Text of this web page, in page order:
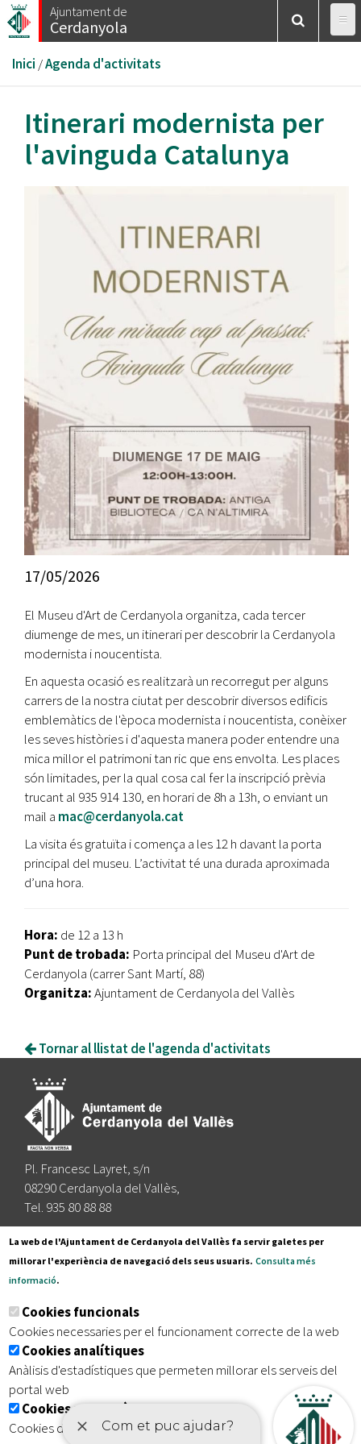
Vés
al
Ajuntament de
Cerdanyola
Esteu
aquí
Inici /Agenda d'activitats
Itinerari modernista per
l'avinguda Catalunya
17/05/2026
El Museu d'Art de Cerdanyola organitza, cada tercer
diumenge de mes, un itinerari per descobrir la Cerdanyola
modernista i noucentista.
En aquesta ocasió es realitzarà un recorregut per alguns
carrers de la nostra ciutat per descobrir diversos edificis
emblemàtics de l'època modernista i noucentista, conèixer
les seves històries i d'aquesta manera poder entendre una
mica millor el patrimoni tan ric que ens envolta. Les places
són limitades, per la qual cosa cal fer la inscripció prèvia
trucant al 935 914 130, en horari de 8h a 13h, o enviant un
mail a mac@cerdanyola.cat
La visita és gratuïta i comença a les 12 h davant la porta
principal del museu. L’activitat té una durada aproximada
d’una hora.
Hora: de 12 a 13 h
Punt de trobada: Porta principal del Museu d'Art de
Cerdanyola (carrer Sant Martí, 88)
Organitza:Ajuntament de Cerdanyola del Vallès
Tornar al llistat de l'agenda d'activitats
Pl. Francesc Layret, s/n
08290 Cerdanyola del Vallès,
Tel. 935 80 88 88
Segueix-nos a:
Subscriu-te al nostre butlletí
Inici | Avís legal | Protecció de dades
| Accessibilitat
La web de l'Ajuntament de Cerdanyola del Vallès fa servir galetes per
millorar l'experiència de navegació dels seus usuaris. Consulta més
informació.
Cookies funcionals
Cookies necessaries per el funcionament correcte de la web
Cookies analítiques
Anàlisis d'estadístiques que permeten millorar els serveis del
portal web
Cookies publicitàries
Cookies de tercers amb finalitat publicitària